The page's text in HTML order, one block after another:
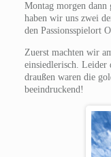
Montag morgen
haben wir uns zwei
den Passionsspielort
Zuerst machten wir
einsiedlerisch.
draußen waren die
beeindruckend!